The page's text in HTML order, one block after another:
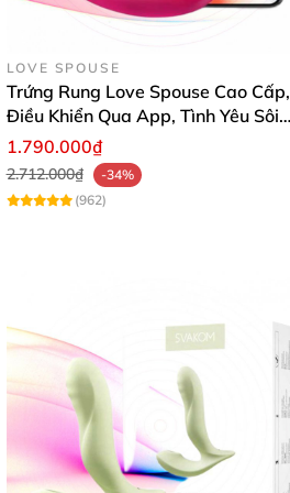
LOVE SPOUSE
Trứng Rung Love Spouse Cao Cấp,
Điều Khiển Qua App, Tình Yêu Sôi
Động
1.790.000₫
2.712.000₫
-34%
(962)